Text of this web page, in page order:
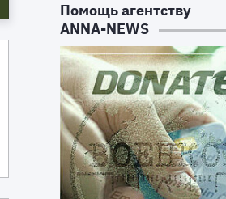
Помощь агентству
ANNA-NEWS